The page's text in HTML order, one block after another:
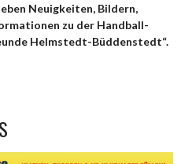
Neuigkeiten, Bildern,
zu der Handball-
Helmstedt-Büddenstedt“.